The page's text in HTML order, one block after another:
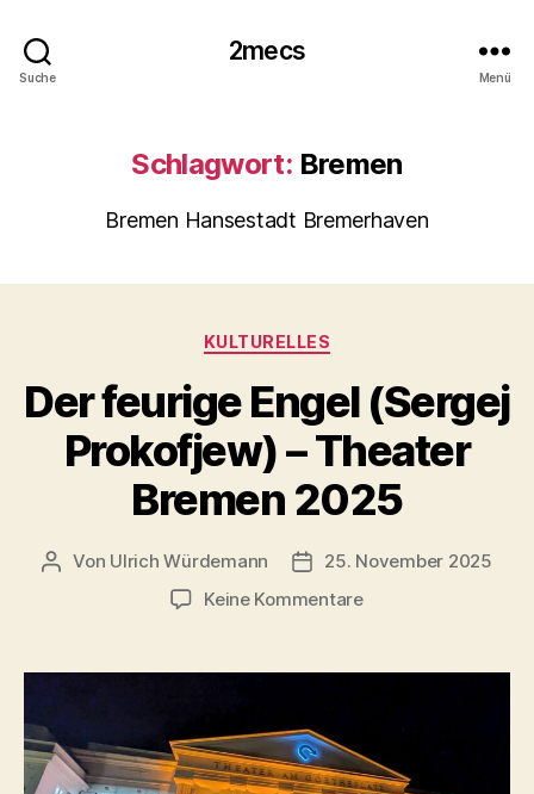
Suche
2mecs
Menü
Schlagwort: Bremen
Bremen Hansestadt Bremerhaven
Kategorien
KULTURELLES
Der feurige Engel (Sergej
Prokofjew) – Theater
Bremen 2025
Beitragsautor
Von Ulrich Würdemann Beitragsdatum
25. November 2025
Keine Kommentarezu
Engel
–
Theater